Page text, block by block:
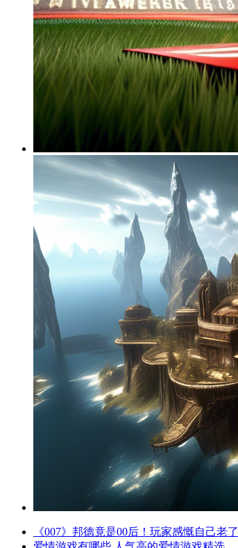
《007》邦德竟是00后！玩家感慨自己老了